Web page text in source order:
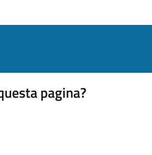
pagina?